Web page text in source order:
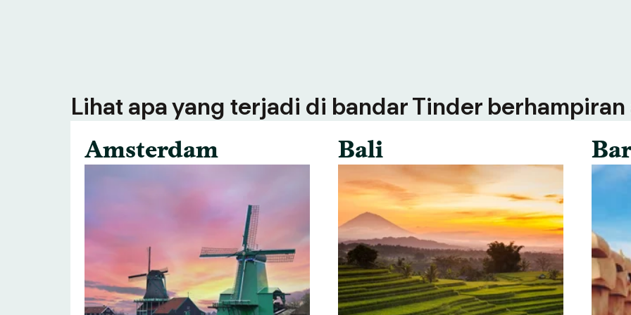
Lihat apa yang terjadi di bandar Tinder berhampiran
Amsterdam
Bali